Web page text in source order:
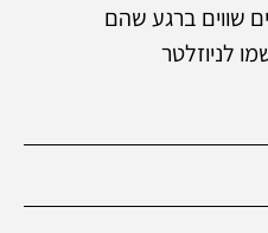
שווים ברגע שהם
לניוזלטר